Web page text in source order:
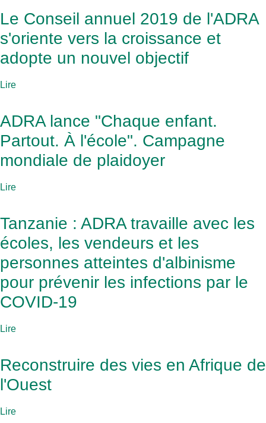
Le Conseil annuel 2019 de l'ADRA
s'oriente vers la croissance et
adopte un nouvel objectif
Lire
ADRA lance "Chaque enfant.
Partout. À l'école". Campagne
mondiale de plaidoyer
Lire
Tanzanie : ADRA travaille avec les
écoles, les vendeurs et les
personnes atteintes d'albinisme
pour prévenir les infections par le
COVID-19
Lire
Reconstruire des vies en Afrique de
l'Ouest
Lire